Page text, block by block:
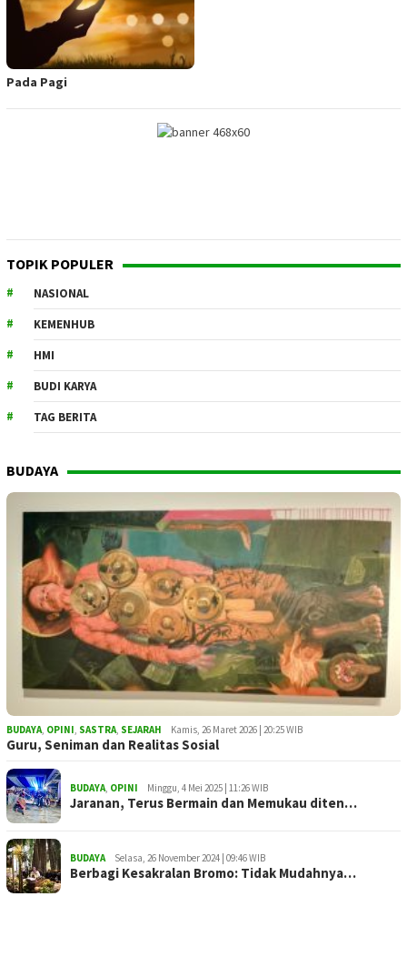
Pada Pagi
TOPIK POPULER
NASIONAL
KEMENHUB
HMI
BUDI KARYA
TAG BERITA
BUDAYA
BUDAYA, OPINI, SASTRA, SEJARAH Kamis, 26 Maret 2026 | 20:25 WIB
Guru, Seniman dan Realitas Sosial
BUDAYA, OPINI Minggu, 4 Mei 2025 | 11:26 WIB
Jaranan, Terus Bermain dan Memukau diten…
BUDAYA Selasa, 26 November 2024 | 09:46 WIB
Berbagi Kesakralan Bromo: Tidak Mudahnya…